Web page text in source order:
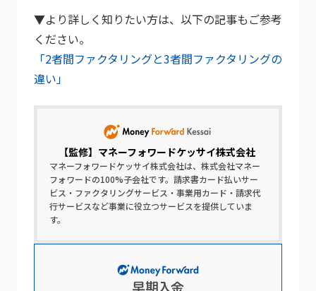
▼より詳しく知りたい方は、以下の記事もご参考
ください。
「2者間ファクタリングと3者間ファクタリングの
違い」
【監修】 マネーフォワードケッサイ株式会社
マネーフォワードケッサイ株式会社は、株式会社マネー
フォワードの100%子会社です。請求書カード払いサー
ビス・ファクタリングサービス・事業用カード・請求代
行サービスなど事業に役立つサービスを提供していま
す。